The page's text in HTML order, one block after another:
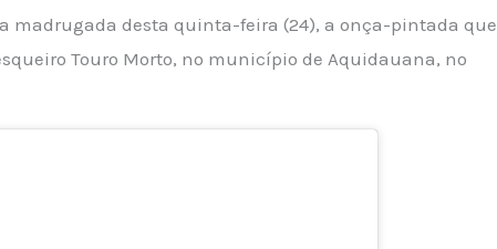
madrugada desta quinta-feira (24), a onça-pintada que
Touro Morto, no município de Aquidauana, no